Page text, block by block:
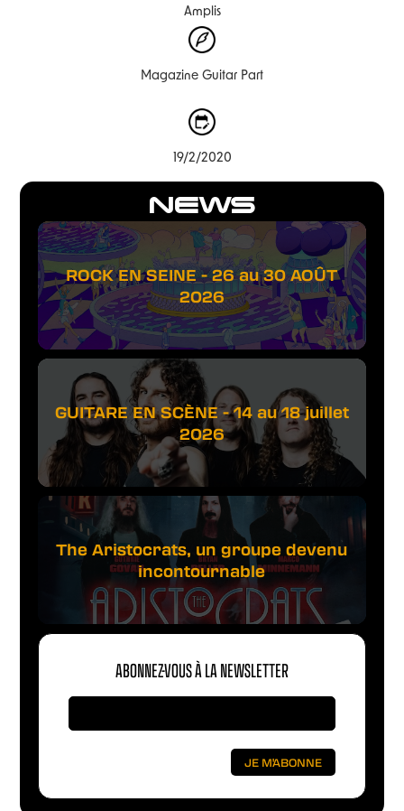
NEWS
ROCK EN SEINE - 26 au 30 AOÛT
2026
GUITARE EN SCÈNE - 14 au 18 juillet
2026
The Aristocrats, un groupe devenu
incontournable
ABONNEZ-VOUS À LA NEWSLETTER
Amplis
Magazine Guitar Part
19/2/2020